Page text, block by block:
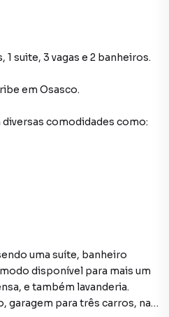
1 suite, 3 vagas e 2 banheiros.
em Osasco.
diversas comodidades como:
uma suíte, banheiro
disponível para mais um
e também lavanderia.
garagem para três carros, na